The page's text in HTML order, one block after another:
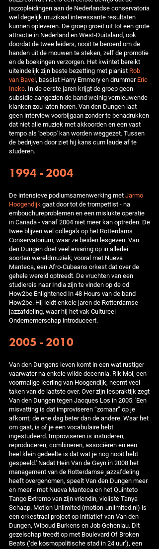
jazzopleidingen aan de Nederlandse conservatoria
wel degelijk muzikaal interessante resultaten
kunnen opleveren. De groep groeit uit tot een grote
attractie in Nederland en West-Duitsland, ook
doordat de twee leiders, nooit te beroerd om de
handen uit de mouwen te steken, zelf de promotie
en de boekingen verzorgen. Het kwintet bereikt
uiteindelijk zijn beste bezetting met pianist Rob
van Bavel, bassist Harry Emmery en drummerEric
Ineke. In de eerste jaren krijgt de groep geen
subsidie aangezien de band weinig vernieuwende
klanken zou laten horen. Van den Dungen laat
geen interview voorbijgaan zonder te benadrukken
dat niet alle muziek met akkoorden en een vast
tempo als 'bebop' kan worden weggezet. Tussen
de bedrijven door ziet hij kans cum laude af te
studeren.
1994 - 2004
De intensieve podiumsamenwerking metJarmo
Hoogendijkgaat door tot de trompettist - na
embouchureproblemen en een mislukte operatie
in Canada - vanaf 2004 niet meer kan optreden. De
twee blijven wel collega's op het Rotterdams
Conservatorium, waar ze beiden lesgeven. Van
den Dungen doet veel ervaring op in allerlei
soorten wereldmuziek; vooral met Nueva
Manteca, een Afro-Cubaans orkest dat over de
gehele wereld optreedt. De vruchten van een
studiereis naar India zijn te vinden op de cd
How2be Enlightened In 48 Hours van de band
How2be. Hij leidt enkele jaren de Rotterdamse
jazzafdeling, waar hij het vak Cultureel
Ondernemerschap introduceert.
2005 - 2010
Van den Dungens leven komt in een wat rustiger
vaarwater na enkele wilde decennia. Rik Mol, een
voormalige leerling van Hoogendijk, neemt veel
taken van de laatste over. Over zijn lespraktijk zegt
Van den Dungen tegen Jacques Los in 2005: 'Een
misvatting is dat improviseren “zomaar” op je
afkomt; de ene dag beter dan de andere. Waar het
om gaat, is of je een vocabulaire hebt
ingestudeerd. Improviseren is instuderen,
reproduceren, combineren, associëren en een
heel klein gedeelte is dat wat je nog nooit hebt
gespeeld.' Nadat Hein Van de Geyn in 2008 het
management van de Rotterdamse jazzafdeling
heeft overgenomen, speelt Van den Dungen meer
en meer - met Nueva Manteca en het Quinteto
Tango Extremo van zijn vriendin, violiste Tanya
Schaap. Motion Unlimited (motion-unlimited.nl) is
een orkestraal project op initiatief van Van den
Dungen, Wiboud Burkens en Job Geheniau. Dit
gezelschap treedt op met Boulevard Of Broken
Beats (‘de kosmopolitische stad in 24 uur’), een